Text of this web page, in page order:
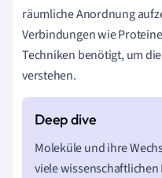
räumliche Anordnung
Verbindungen wie
Techniken benötigt, um
verstehen.
Moleküle und ihre
viele